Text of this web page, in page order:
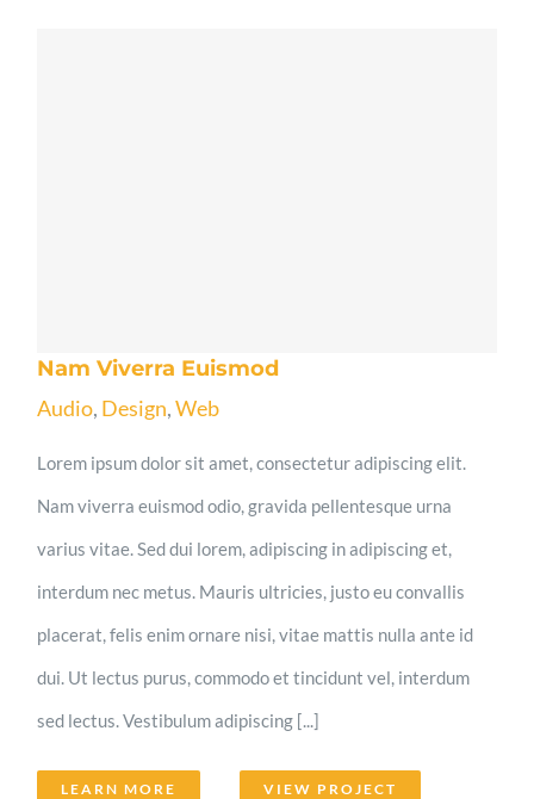
Nam Viverra Euismod
Audio, Design,Web
Lorem ipsum dolor sit amet, consectetur adipiscing elit.
Nam viverra euismod odio, gravida pellentesque urna
varius vitae. Sed dui lorem, adipiscing in adipiscing et,
interdum nec metus. Mauris ultricies, justo eu convallis
placerat, felis enim ornare nisi, vitae mattis nulla ante id
dui. Ut lectus purus, commodo et tincidunt vel, interdum
sed lectus. Vestibulum adipiscing [...]
LEARN MORE VIEW PROJECT